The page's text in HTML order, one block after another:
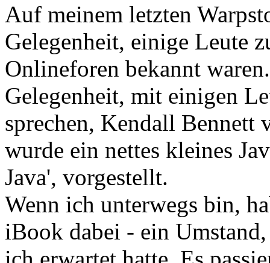
Auf meinem letzten
Gelegenheit, einige Leute
Onlineforen bekannt
Gelegenheit, mit einigen
sprechen, Kendall Bennett
wurde ein nettes kleines
Java', vorgestellt.
Wenn ich unterwegs bin,
iBook dabei - ein